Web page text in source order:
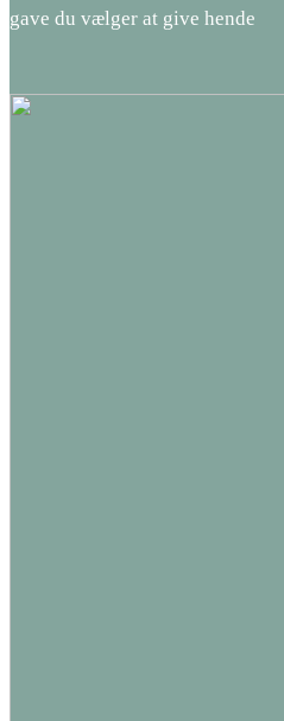
gave du vælger at give hende